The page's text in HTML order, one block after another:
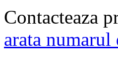
Contacteaza
arata numarul